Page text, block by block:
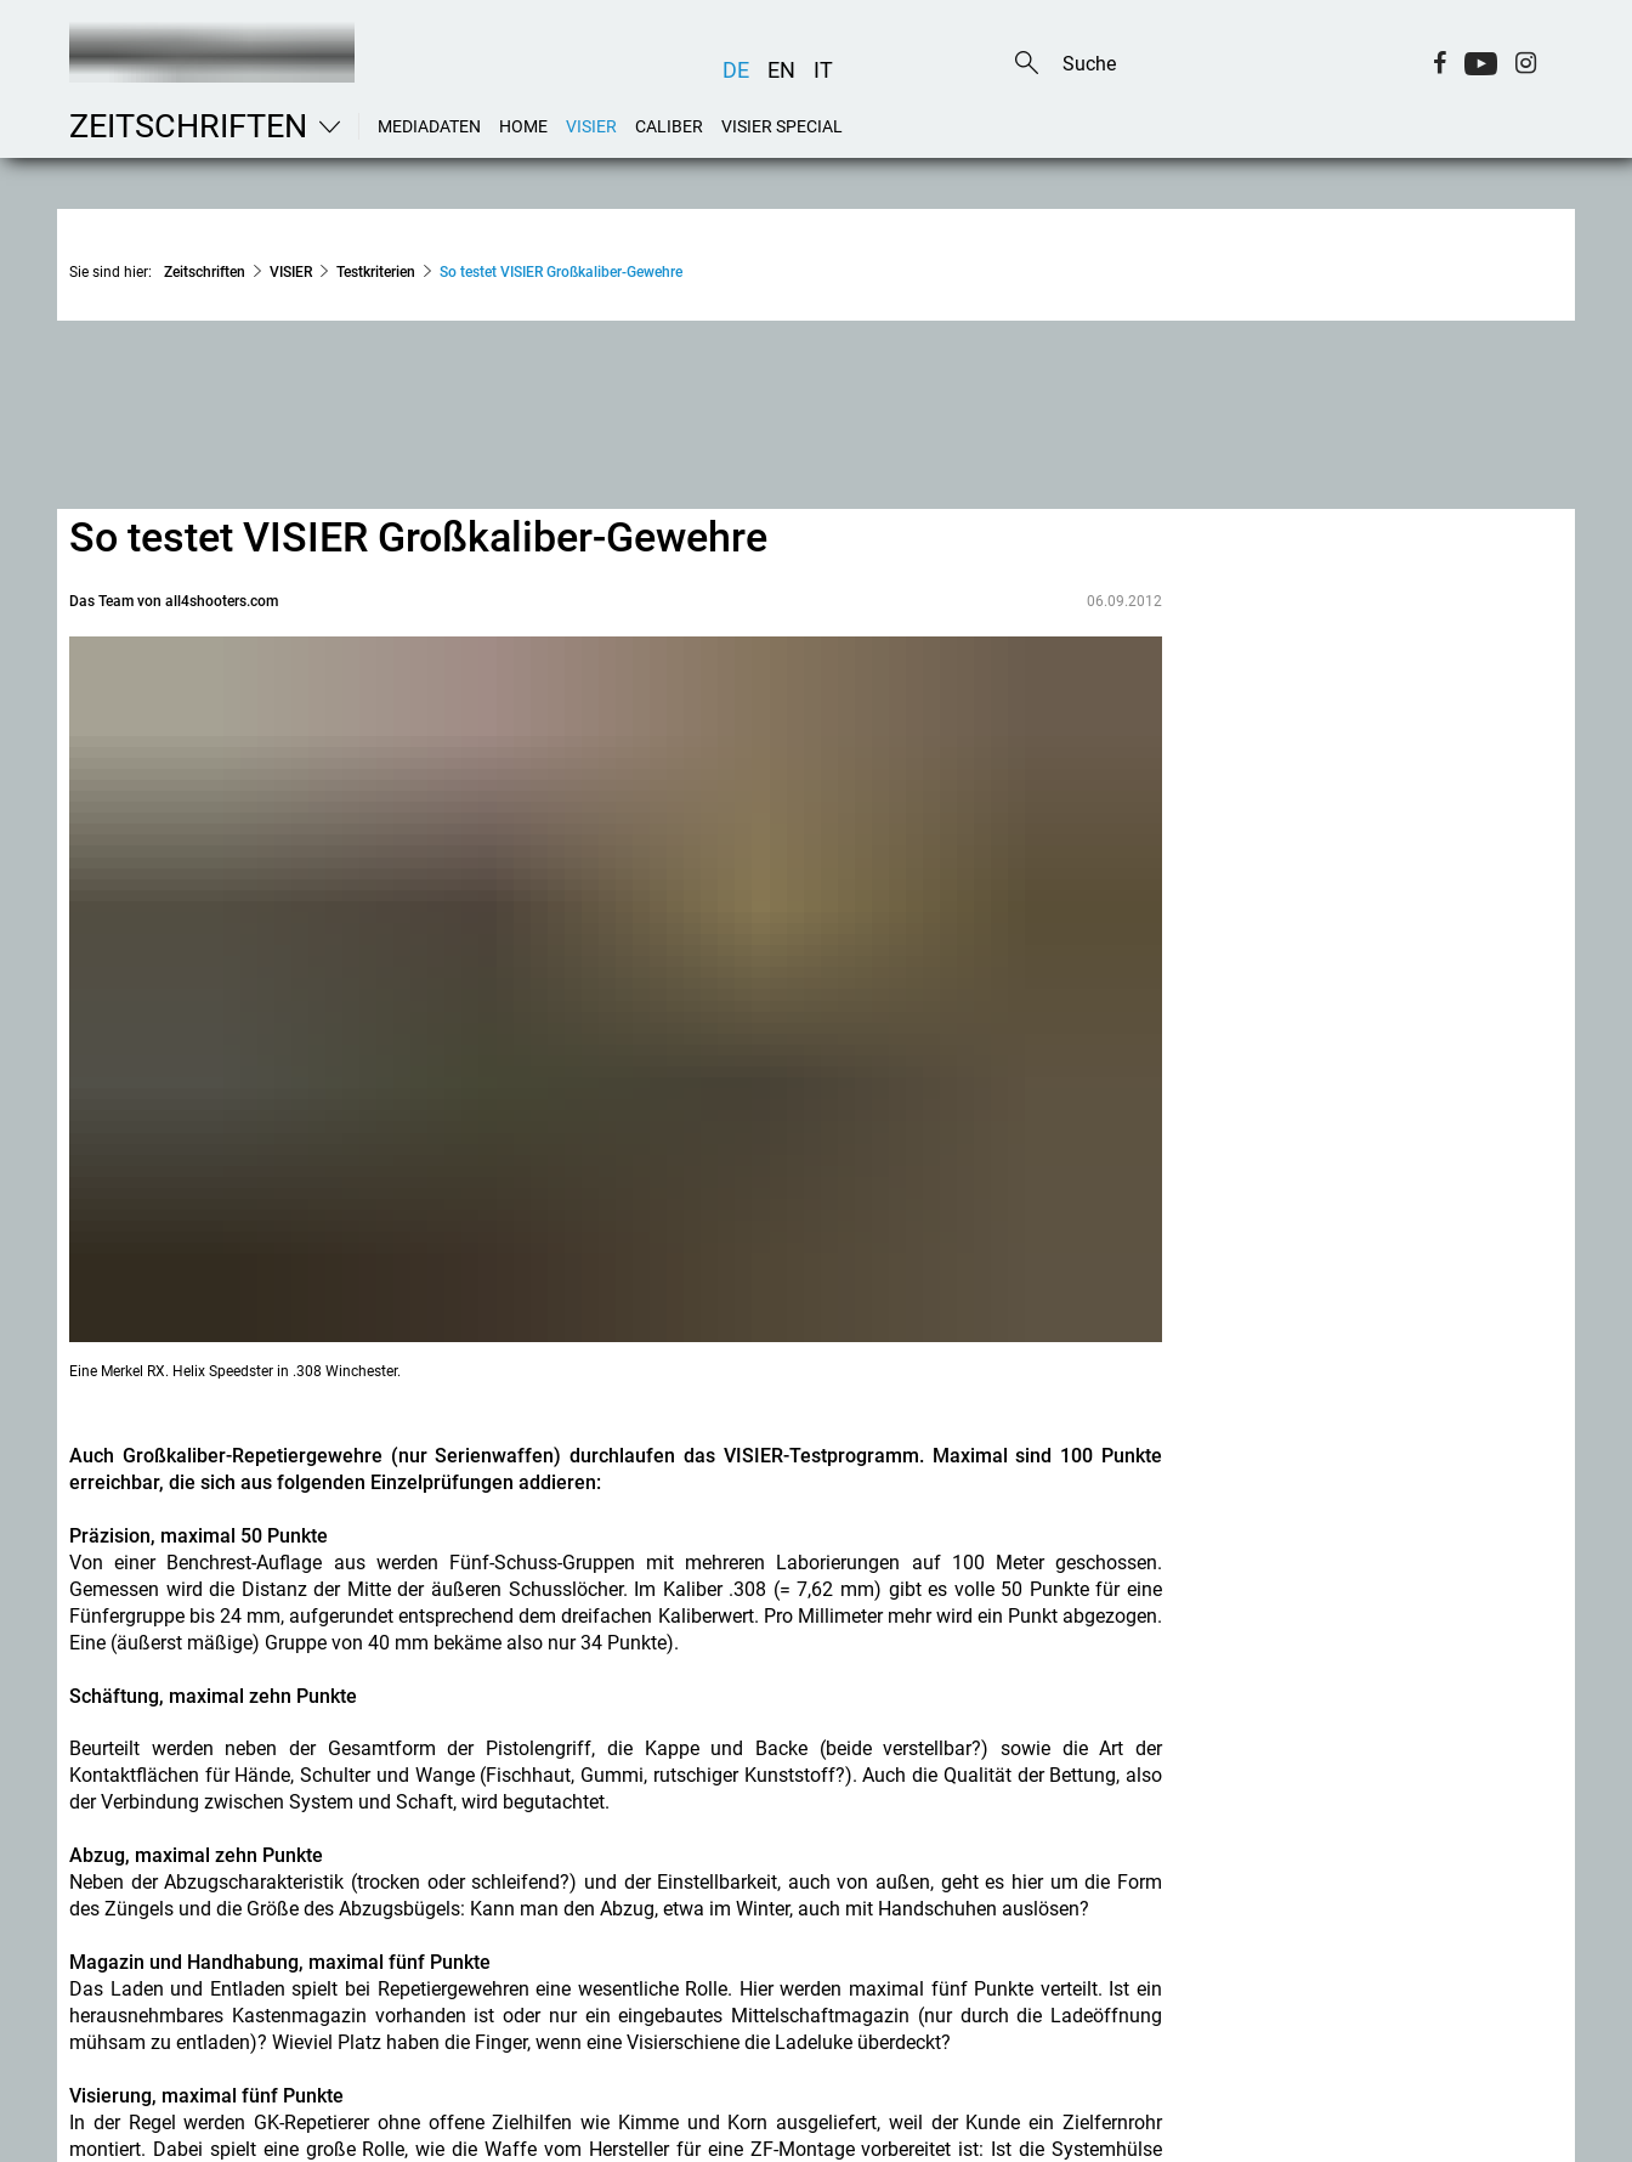
DE EN IT
ZEITSCHRIFTEN MEDIADATEN HOME VISIER CALIBER VISIER SPECIAL
Sie sind hier: Zeitschriften VISIER Testkriterien So testet VISIER Großkaliber-Gewehre
So testet VISIER Großkaliber-Gewehre
Das Team von all4shooters.com 06.09.2012
Eine Merkel RX. Helix Speedster in .308 Winchester.
Auch Großkaliber-Repetiergewehre (nur Serienwaffen) durchlaufen das VISIER-Testprogramm. Maximal sind 100 Punkte
erreichbar, die sich aus folgenden Einzelprüfungen addieren:
Präzision, maximal 50 Punkte
Von einer Benchrest-Auflage aus werden Fünf-Schuss-Gruppen mit mehreren Laborierungen auf 100 Meter geschossen.
Gemessen wird die Distanz der Mitte der äußeren Schusslöcher. Im Kaliber .308 (= 7,62 mm) gibt es volle 50 Punkte für eine
Fünfergruppe bis 24 mm, aufgerundet entsprechend dem dreifachen Kaliberwert. Pro Millimeter mehr wird ein Punkt abgezogen.
Eine (äußerst mäßige) Gruppe von 40 mm bekäme also nur 34 Punkte).
Schäftung, maximal zehn Punkte
Beurteilt werden neben der Gesamtform der Pistolengriff, die Kappe und Backe (beide verstellbar?) sowie die Art der
Kontaktflächen für Hände, Schulter und Wange (Fischhaut, Gummi, rutschiger Kunststoff?). Auch die Qualität der Bettung, also
der Verbindung zwischen System und Schaft, wird begutachtet.
Abzug, maximal zehn Punkte
Neben der Abzugscharakteristik (trocken oder schleifend?) und der Einstellbarkeit, auch von außen, geht es hier um die Form
des Züngels und die Größe des Abzugsbügels: Kann man den Abzug, etwa im Winter, auch mit Handschuhen auslösen?
Magazin und Handhabung, maximal fünf Punkte
Das Laden und Entladen spielt bei Repetiergewehren eine wesentliche Rolle. Hier werden maximal fünf Punkte verteilt. Ist ein
herausnehmbares Kastenmagazin vorhanden ist oder nur ein eingebautes Mittelschaftmagazin (nur durch die Ladeöffnung
mühsam zu entladen)? Wieviel Platz haben die Finger, wenn eine Visierschiene die Ladeluke überdeckt?
Visierung, maximal fünf Punkte
In der Regel werden GK-Repetierer ohne offene Zielhilfen wie Kimme und Korn ausgeliefert, weil der Kunde ein Zielfernrohr
montiert. Dabei spielt eine große Rolle, wie die Waffe vom Hersteller für eine ZF-Montage vorbereitet ist: Ist die Systemhülse